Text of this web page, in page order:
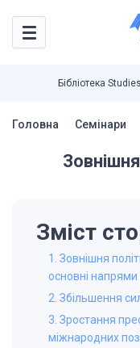
Бібліотека
Головна Семінари
Зміст
1. Зовнішня
основні напрями
2. Збільшення
3. Зростання
міжнародних